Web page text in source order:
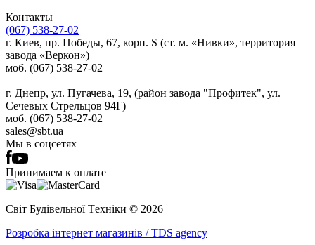
Контакты
(067) 538-27-02
г. Киев, пр. Победы, 67, корп. S (ст. м. «Нивки», территория
завода «Веркон»)
моб. (067) 538-27-02
г. Днепр, ул. Пугачева, 19, (район завода "Профитек", ул.
Сечевых Стрельцов 94Г)
моб. (067) 538-27-02
sales@sbt.ua
Мы в соцсетях
Принимаем к оплате
Світ Будівельної Tехніки © 2026
Розробка інтернет магазинів / TDS agency